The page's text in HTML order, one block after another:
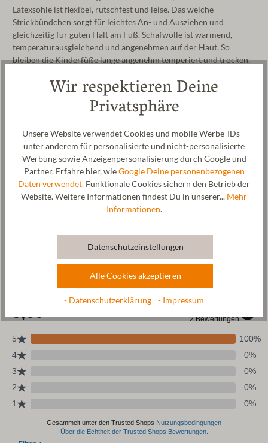
Latexsohle ist flexibel, rutschfest und leise. Das weiche
Strickbündchen sorgt für leichtes An- und Ausziehen und
gleichzeitig für guten Halt am Fuß. Schafwolle ist wärmend,
temperaturausgleichend und angenehmen auf der Haut. So
bleiben die Kinderfüße lange angenehm temperiert und trocken.
Hüttenschuh wird dein Kind lieben. Der Walkstoff wird zu 100%
in unserer Manufaktur in Tirol produziert. Der Hüttenschuh kann
in der Waschmaschine im Schonwaschgang bei 30°C gewaschen
Hersteller: Gottstein GmbH & Co. KG, Industriestraße 31, 6430
Ötztal-Bahnhof, AUSTRIA,office@gottstein.at
Größentabelle
Wir respektieren Deine
Privatsphäre
Unsere Website verwendet Cookies und mobile Werbe-IDs –
unter anderem für personalisierte und nicht-personalisierte
Werbung sowie Anzeigenpersonalisierung durch Google und
Partner. Erfahre hier, wieGoogle Deine personenbezogenen
Daten verwendet. Funktionale Cookies sichern den Betrieb der
Website. Weitere Informationen findest Du in unserer... Mehr
Informationen.
Datenschutzeinstellungen
Alle Cookies akzeptieren
- Datenschutzerklärung - Impressum